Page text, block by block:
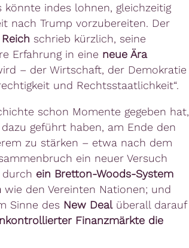
könnte indes lohnen, gleichzeitig
nach Trump vorzubereiten. Der
schrieb kürzlich, seine
Erfahrung in eine neue Ära
– der Wirtschaft, der Demokratie
und Rechtsstaatlichkeit“.
schon Momente gegeben hat,
geführt haben, am Ende den
zu stärken – etwa nach dem
ein neuer Versuch
durch ein Bretton-Woods-System
wie den Vereinten Nationen; und
Sinne des New Deal überall darauf
Finanzmärkte die